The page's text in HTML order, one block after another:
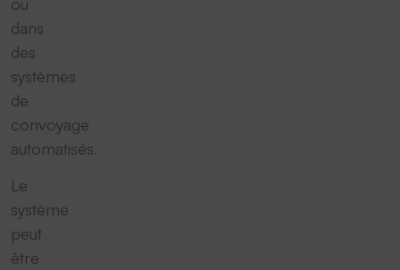
dans
des
systèmes
de
convoyage
automatisés.
Le
système
peut
être